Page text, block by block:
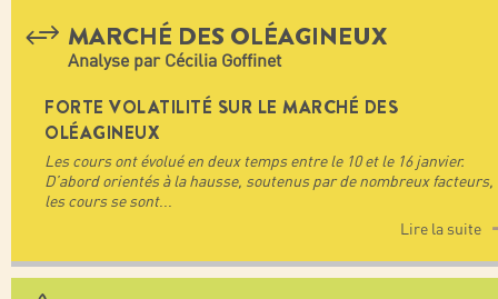
MARCHÉ DES OLÉAGINEUX
Analyse par Cécilia Goffinet
FORTE VOLATILITÉ SUR LE MARCHÉ DES
OLÉAGINEUX
Les cours ont évolué en deux temps entre le 10 et le 16 janvier.
D’abord orientés à la hausse, soutenus par de nombreux facteurs,
les cours se sont...
Lire la suite